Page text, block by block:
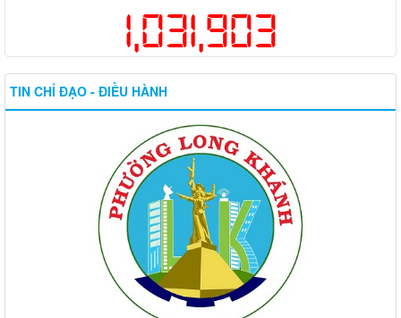
1,031,903
TIN CHỈ ĐẠO - ĐIỀU HÀNH